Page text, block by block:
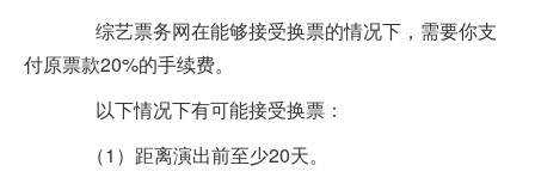
综艺票务网在能够接受换票的情况下，需要你支
付原票款20%的手续费。
以下情况下有可能接受换票：
（1）距离演出前至少20天。